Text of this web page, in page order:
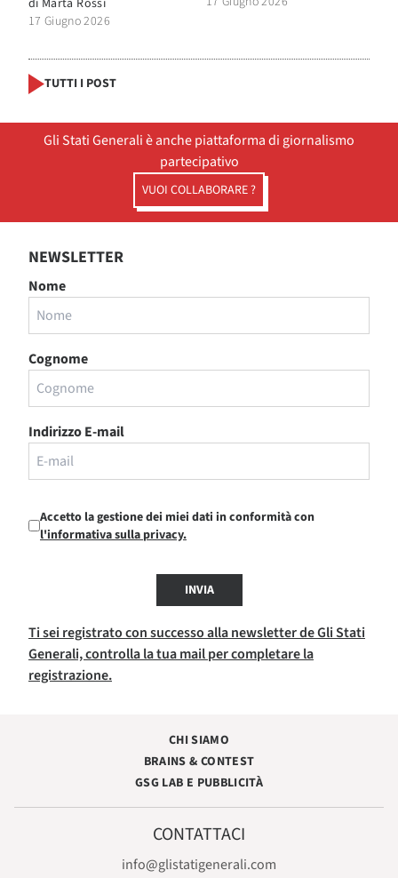
17 Giugno 2026
TUTTI I POST
Gli Stati Generali è anche piattaforma di giornalismo
partecipativo
VUOI COLLABORARE ?
NEWSLETTER
Nome
Cognome
Indirizzo E-mail
Accetto la gestione dei miei dati in conformità con
l'informativa sulla privacy.
INVIA
Ti sei registrato con successo alla newsletter de Gli Stati
Generali, controlla la tua mail per completare la
registrazione.
CHI SIAMO
BRAINS & CONTEST
GSG LAB E PUBBLICITÀ
CONTATTACI
info@glistatigenerali.com